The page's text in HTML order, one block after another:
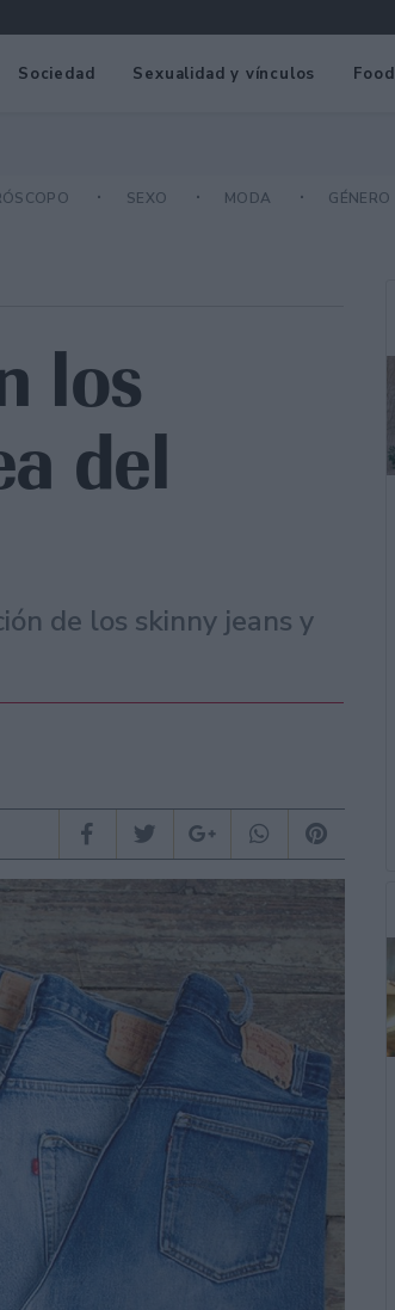
Sociedad Sexualidad y vínculos Food
SEXO MODA GÉNERO
los
del
de los skinny jeans y